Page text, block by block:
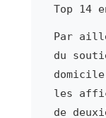
Top 14
Par
du
les
de